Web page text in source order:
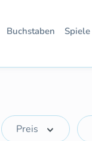
Buchstaben Spiele
Preis